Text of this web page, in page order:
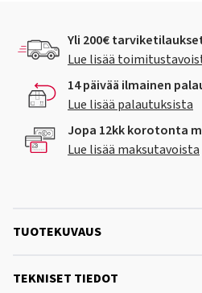
Yli 200€
Lue lisää
14 päivää ilmainen
Lue lisää palautuksista
Jopa 12kk korotonta
Lue lisää maksutavoista
TUOTEKUVAUS
TEKNISET TIEDOT